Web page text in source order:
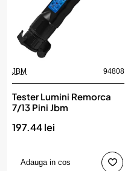
JBM 94808
Tester Lumini Remorca
7/13 Pini Jbm
197.44 lei
Adauga in cos